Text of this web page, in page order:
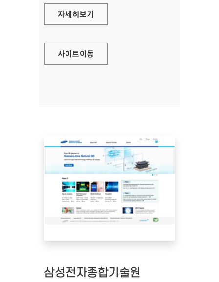
이노비즈 홈페이지
자세히보기
사이트이동
삼성전자종합기술원